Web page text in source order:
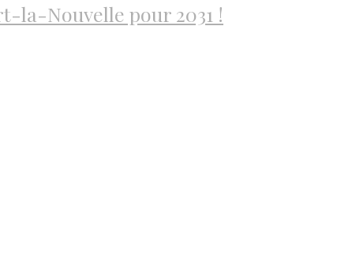
la-Nouvelle pour 2031 !